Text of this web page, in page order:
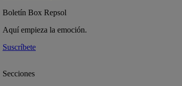
Boletín Box Repsol
Aquí empieza la emoción.
Suscríbete
Secciones